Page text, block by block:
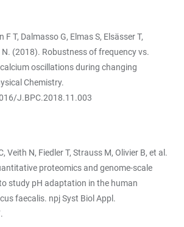
T, Dalmasso G, Elmas S, Elsässer T,
(2018). Robustness of frequency vs.
oscillations during changing
Chemistry.
J.BPC.2018.11.003
Veith N, Fiedler T, Strauss M, Olivier B, et al.
proteomics and genome-scale
study pH adaptation in the human
faecalis. npj Syst Biol Appl.